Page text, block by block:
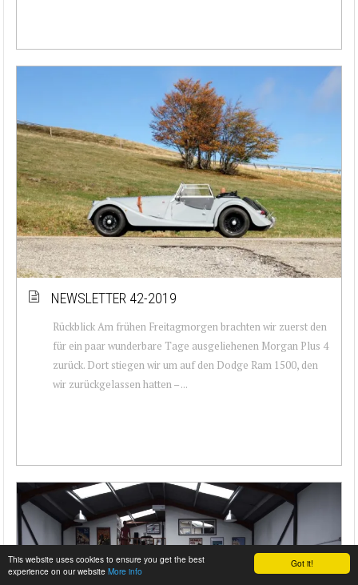
Got it!
This website uses cookies to ensure you get the best
experience on our website More info
NEWSLETTER 42-2019
Rückblick Am frühen Freitagmorgen brachten wir zuerst den
für ein paar wunderbare Tage ausgeliehenen Morgan Plus 4
zurück. Dort stiegen wir um auf den Dodge Ram 1500, den
wir zurückgelassen hatten – ...